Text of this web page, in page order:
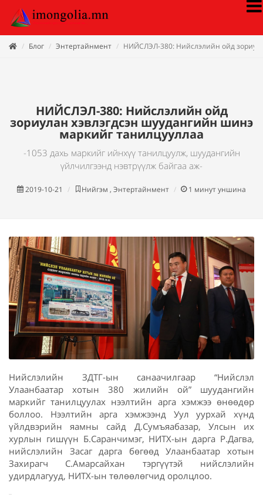
Блог Энтертайнмент НИЙСЛЭЛ-380: Нийслэлийн ойд
НИЙСЛЭЛ-380: Нийслэлийн ойд
зориулан хэвлэгдсэн шуудангийн шинэ
маркийг танилцууллаа
-1053 дахь маркийг ийнхүү танилцуулж, шуудангийн
үйлчилгээнд нэвтрүүлж байгаа аж-
2019-10-21 Нийгэм , Энтертайнмент 1 минут уншина
Нийслэлийн ЗДТГ-ын санаачилгаар “Нийслэл
Улаанбаатар хотын 380 жилийн ой” шуудангийн
маркийг танилцуулах нээлтийн арга хэмжээ өнөөдөр
боллоо. Нээлтийн арга хэмжээнд Уул уурхай хүнд
үйлдвэрийн яамны сайд Д.Сумъяабазар, Улсын их
хурлын гишүүн Б.Саранчимэг, НИТХ-ын дарга Р.Дагва,
нийслэлийн Засаг дарга бөгөөд Улаанбаатар хотын
Захирагч С.Амарсайхан тэргүүтэй нийслэлийн
удирдлагууд, НИТХ-ын төлөөлөгчид оролцлоо.